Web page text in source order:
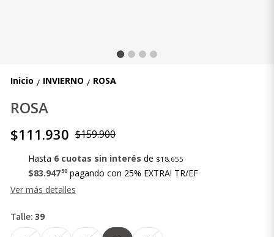
Inicio / INVIERNO / ROSA
ROSA
$111.930 $159.900
Hasta 6 cuotas sin interés de $18.655
$83.94750pagando con 25% EXTRA! TR/EF
Ver más detalles
Talle: 39